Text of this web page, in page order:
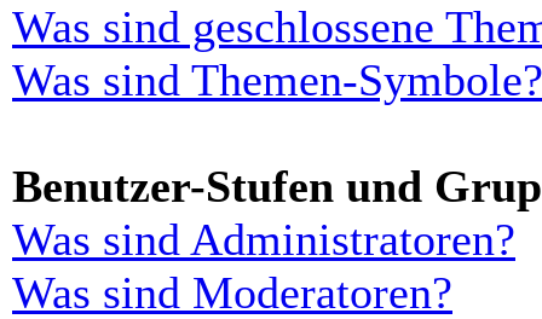
Was sind geschlossene
Was sind Themen-Symbole?
Benutzer-Stufen und
Was sind Administratoren?
Was sind Moderatoren?